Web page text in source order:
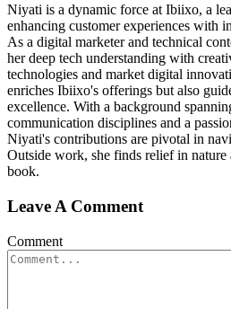
Niyati is a dynamic force at Ibiixo, a
enhancing customer experiences with
As a digital marketer and technical
her deep tech understanding with
technologies and market digital
enriches Ibiixo's offerings but also
excellence. With a background
communication disciplines and a
Niyati's contributions are pivotal in
Outside work, she finds relief in nature
book.
Leave A Comment
Comment